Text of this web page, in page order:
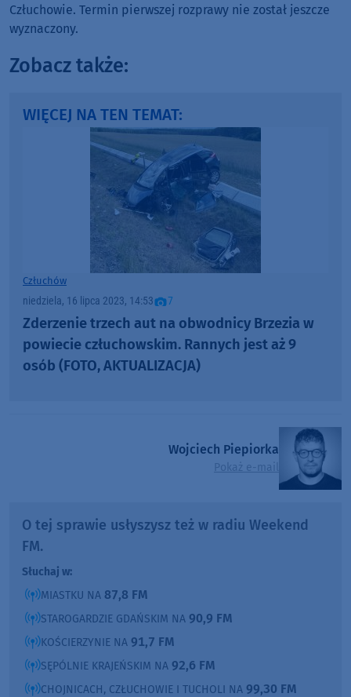
Człuchowie. Termin pierwszej rozprawy nie został jeszcze
wyznaczony.
Zobacz także:
WIĘCEJ NA TEN TEMAT:
Człuchów
niedziela, 16 lipca 2023, 14:53 7
Zderzenie trzech aut na obwodnicy Brzezia w
powiecie człuchowskim. Rannych jest aż 9
osób (FOTO, AKTUALIZACJA)
Wojciech Piepiorka
Pokaż e-mail
O tej sprawie usłyszysz też w radiu Weekend
FM.
Słuchaj w:
MIASTKU NA 87,8 FM
STAROGARDZIE GDAŃSKIM NA 90,9 FM
KOŚCIERZYNIE NA 91,7 FM
SĘPÓLNIE KRAJEŃSKIM NA 92,6 FM
CHOJNICACH, CZŁUCHOWIE I TUCHOLI NA 99,30 FM